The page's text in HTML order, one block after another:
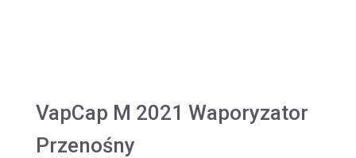
VapCap M 2021 Waporyzator
Przenośny